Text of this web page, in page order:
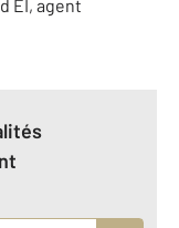
EI, agent